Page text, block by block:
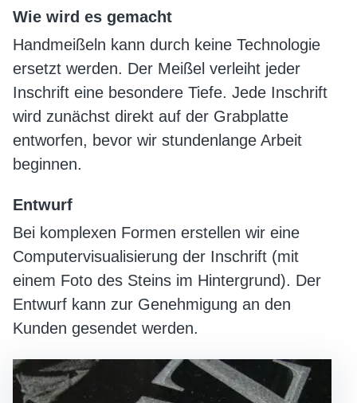
Wie wird es gemacht
Handmeißeln kann durch keine Technologie
ersetzt werden. Der Meißel verleiht jeder
Inschrift eine besondere Tiefe. Jede Inschrift
wird zunächst direkt auf der Grabplatte
entworfen, bevor wir stundenlange Arbeit
beginnen.
Entwurf
Bei komplexen Formen erstellen wir eine
Computervisualisierung der Inschrift (mit
einem Foto des Steins im Hintergrund). Der
Entwurf kann zur Genehmigung an den
Kunden gesendet werden.